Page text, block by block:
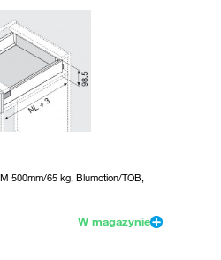
500mm/65 kg, Blumotion/TOB,
W magazynie